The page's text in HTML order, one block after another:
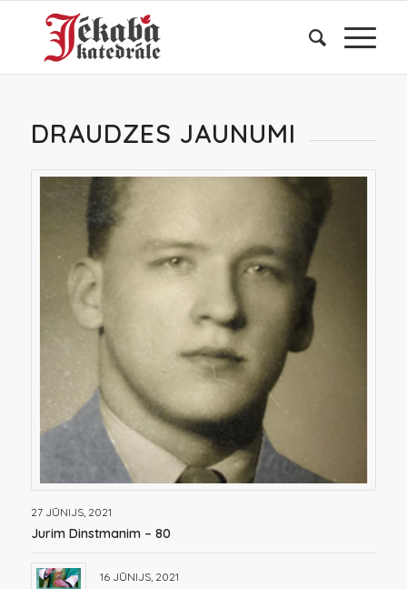
DRAUDZES JAUNUMI
27 JŪNIJS, 2021
Jurim Dinstmanim – 80
16 JŪNIJS, 2021